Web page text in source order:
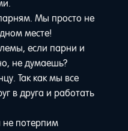
Мы просто не
месте!
если парни и
не думаешь?
Так как мы все
в друга и работать
потерпим